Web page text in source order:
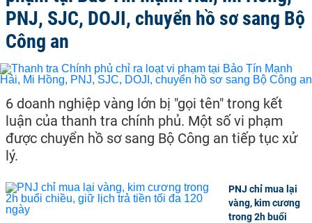
PNJ, SJC, DOJI, chuyển hồ sơ sang Bộ
Công an
6 doanh nghiệp vàng lớn bị "gọi tên" trong kết
luận của thanh tra chính phủ. Một số vi phạm
được chuyển hồ sơ sang Bộ Công an tiếp tục xử
lý.
PNJ chỉ mua lại
vàng, kim cương
trong 2h buổi